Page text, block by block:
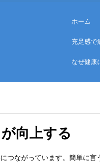
Skip to
ホーム
充足感で
なぜ健康
向上する
つながっています。簡単に